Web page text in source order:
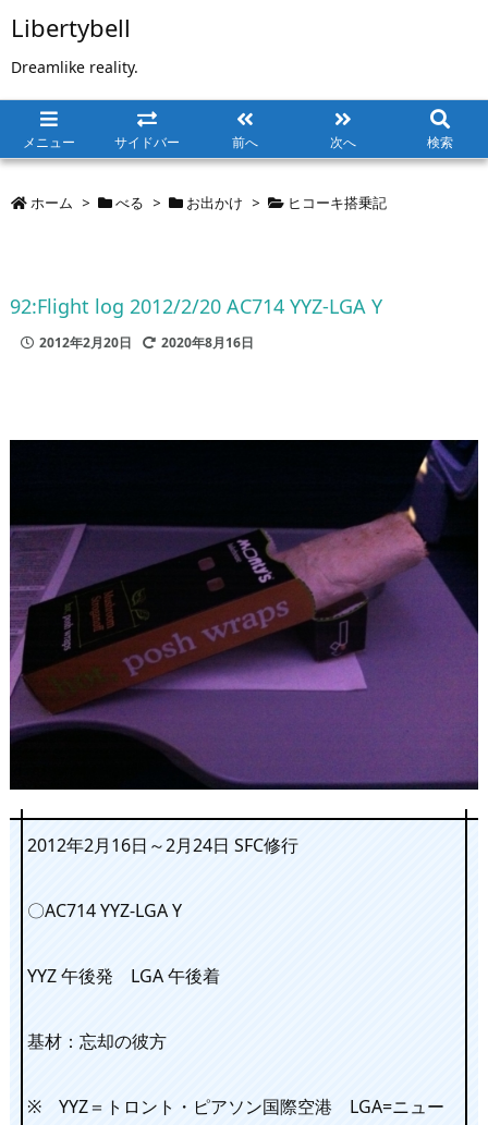
Libertybell
Dreamlike reality.
メニュー サイドバー 前へ 次へ 検索
ホーム > べる > お出かけ > ヒコーキ搭乗記
92:Flight log 2012/2/20 AC714 YYZ-LGA Y
2012年2月20日 2020年8月16日
2012年2月16日～2月24日 SFC修行
〇AC714 YYZ-LGA Y
YYZ 午後発 LGA 午後着
基材：忘却の彼方
※ YYZ＝トロント・ピアソン国際空港 LGA=ニュー